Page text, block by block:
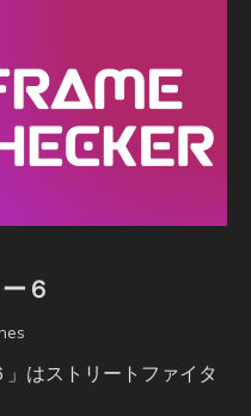
６
」はストリートファイタ